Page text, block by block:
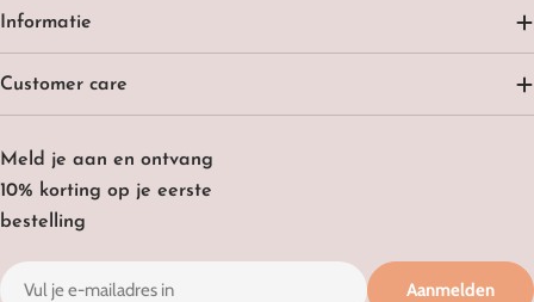
Meld je aan en ontvang
10% korting op je eerste
bestelling
E-
Aanmelden
Informatie
Customer care